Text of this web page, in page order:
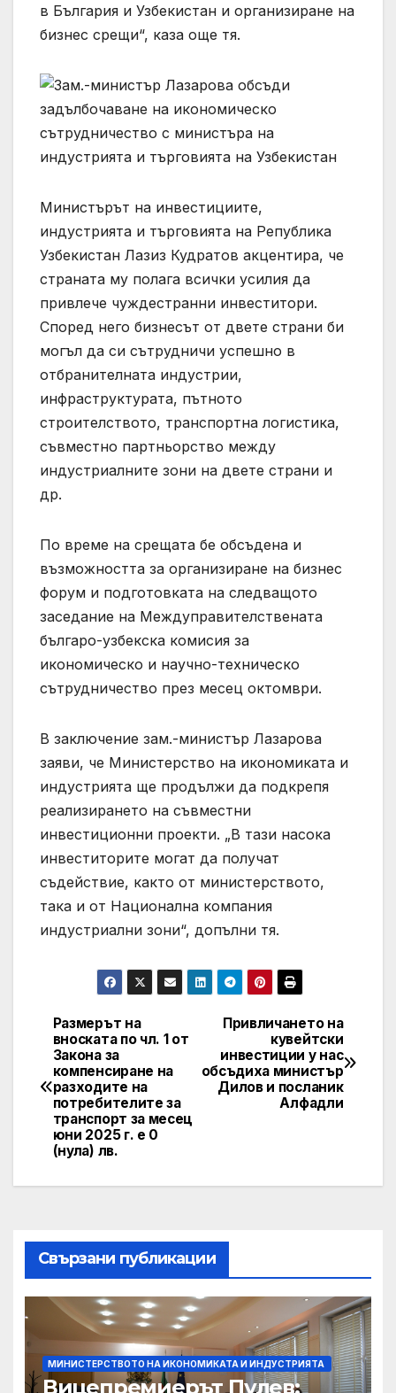
в България и Узбекистан и организиране на
бизнес срещи“, каза още тя.
Министърът на инвестициите,
индустрията и търговията на Република
Узбекистан Лазиз Кудратов акцентира, че
страната му полага всички усилия да
привлече чуждестранни инвеститори.
Според него бизнесът от двете страни би
могъл да си сътрудничи успешно в
отбранителната индустрии,
инфраструктурата, пътното
строителството, транспортна логистика,
съвместно партньорство между
индустриалните зони на двете страни и
др.
По време на срещата бе обсъдена и
възможността за организиране на бизнес
форум и подготовката на следващото
заседание на Междуправителствената
българо-узбекска комисия за
икономическо и научно-техническо
сътрудничество през месец октомври.
В заключение зам.-министър Лазарова
заяви, че Министерство на икономиката и
индустрията ще продължи да подкрепя
реализирането на съвместни
инвестиционни проекти. „В тази насока
инвеститорите могат да получат
съдействие, както от министерството,
така и от Национална компания
индустриални зони“, допълни тя.
Post
navigation
Привличането на
кувейтски
инвестиции у нас
обсъдиха министър
Дилов и посланик
Алфадли
Размерът на
вноската по чл. 1 от
Закона за
компенсиране на
разходите на
потребителите за
транспорт за месец
юни 2025 г. е 0
(нула) лв.
Свързани публикации
МИНИСТЕРСТВОТО НА ИКОНОМИКАТА И ИНДУСТРИЯТА
Вицепремиерът Пулев: